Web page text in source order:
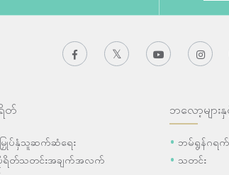
တ်
မြှုပ်နှံသူဆက်ဆံရေး
ရိတ်သတင်းအချက်အလက်
ဘလော့များနှ
ဘမ်ရွန်ဂရက်
သတင်း